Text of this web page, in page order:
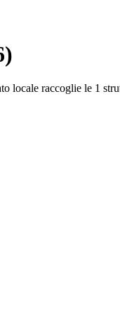
locale raccoglie le 1